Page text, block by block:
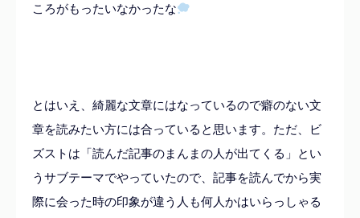
ころがもったいなかったな
とはいえ、綺麗な文章にはなっているので癖のない文
章を読みたい方には合っていると思います。ただ、ビ
ズストは「読んだ記事のまんまの人が出てくる」とい
うサブテーマでやっていたので、記事を読んでから実
際に会った時の印象が違う人も何人かはいらっしゃる